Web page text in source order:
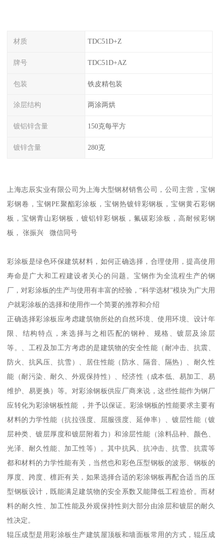
材质 TDC51D+Z
牌号 TDC51D+AZ
包装 铁皮精包装
涂层结构 两涂两烘
镀铝锌含量 150克每平方
镀锌含量 280克
上海志辰实业有限公司为上海大型钢材销售公司，公司主营，宝钢
彩钢卷，宝钢PE聚酯彩涂板，宝钢热镀锌彩钢板，宝钢黄石彩钢
板，宝钢青山彩钢板，镀铝锌彩钢板，氟碳彩涂板，高耐候彩钢
板， 张振兴 微信同号
彩涂板是绿色环保建筑材料，如何正确选择，合理使用，提高使用
寿命是广大和工程建设者关心的问题。宝钢作为全流程生产的钢
厂，对彩涂板的生产与使用有丰富的经验，“科学选材”模块为广大用
户就彩涂板的选择和使用作一个简要的推荐和介绍
正确选择彩涂板应考虑建筑物所处的自然环境、使用环境、设计年
限、结构特点，来选择与之相匹配的钢种、规格、镀层及涂层
等。、工程及加工方考虑的是建筑物的安全性能（耐冲击、抗震、
防火、抗风压、抗雪）、居住性能（防水、隔音、隔热）、耐久性
能（耐污染、耐久、外观保持性）、经济性（成本低、易加工、易
维护、易更换）等。对彩涂钢板供应厂商来说，这些性能作为钢厂
应转化为彩涂钢板性能 ，并予以保证。彩涂钢板的性能要求主要有
材料的力学性能（抗拉强度、屈服强度、延伸率）、镀层性能（镀
层种类、镀层厚度和镀层附着力）和涂层性能（涂料品种、颜色、
光泽、耐久性能、加工性等）。其中抗风、抗冲击、抗雪、抗震等
都和材料的力学性能有关，当然也和彩色压型钢板的波形、钢板的
厚度、跨度、檩距有关，如果选择合适的彩涂钢板再配合适当的压
型钢板设计，既能满足建筑物的安全系数又能降低工程造价。而材
料的耐久性、加工性能及外观保持性则大部分由涂层和镀层的耐久
性决定。
辊压成型是用彩涂板生产建筑屋顶板和墙面板常用的方式，辊压成